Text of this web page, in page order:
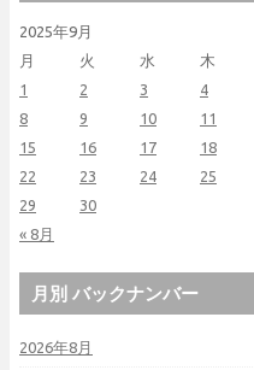
2025年9月
月
火 水 木
« 8月
1 2 3 4
8
9 10 11
15
16 17 18
22
23 24 25
29
30
月別 バックナンバー
2026年8月